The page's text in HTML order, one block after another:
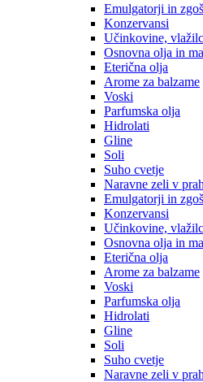
Emulgatorji in
Konzervansi
Učinkovine,
Osnovna olja in
Eterična olja
Arome za balzame
Voski
Parfumska olja
Hidrolati
Gline
Soli
Suho cvetje
Naravne zeli v
Emulgatorji in
Konzervansi
Učinkovine,
Osnovna olja in
Eterična olja
Arome za balzame
Voski
Parfumska olja
Hidrolati
Gline
Soli
Suho cvetje
Naravne zeli v